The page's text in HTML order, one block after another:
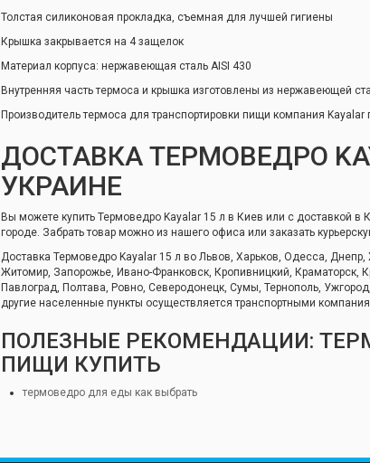
Толстая силиконовая прокладка, съемная для лучшей гигиены
Крышка закрывается на 4 защелок
Материал корпуса: нержавеющая сталь AISI 430
Внутренняя часть термоса и крышка изготовлены из нержавеющей
Производитель термоса для транспортировки пищи компания
ДОСТАВКА ТЕРМОВЕДРО
УКРАИНЕ
Вы можете купить Термоведро Kayalar 15 л в Киев или с доставкой в
городе. Забрать товар можно из нашего офиса или заказать
Доставка Термоведро Kayalar 15 л во Львов, Харьков, Одесса,
Житомир, Запорожье, Ивано-Франковск, Кропивницкий, Краматорск,
Павлоград, Полтава, Ровно, Северодонецк, Сумы, Тернополь,
другие населенные пункты осуществляется транспортными
ПОЛЕЗНЫЕ РЕКОМЕНДАЦИИ:
ПИЩИ КУПИТЬ
термоведро для еды как выбрать